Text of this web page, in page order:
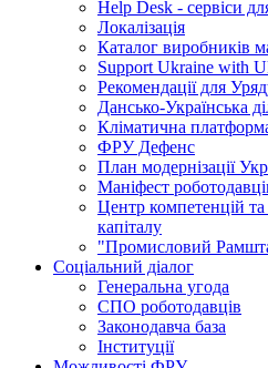
Help Desk - сервіси
Локалізація
Каталог виробників
Support Ukraine with
Рекомендації для
Дансько-Українська
Кліматична
ФРУ Дефенс
План модернізації
Маніфест
Центр компетенцій
капіталу
"Промисловий
Соціальний діалог
Генеральна угода
СПО роботодавців
Законодавча база
Інституції